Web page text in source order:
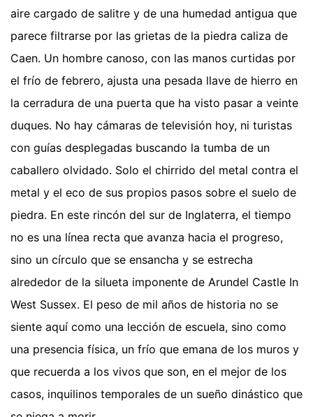
aire cargado de salitre y de una humedad antigua que
parece filtrarse por las grietas de la piedra caliza de
Caen. Un hombre canoso, con las manos curtidas por
el frío de febrero, ajusta una pesada llave de hierro en
la cerradura de una puerta que ha visto pasar a veinte
duques. No hay cámaras de televisión hoy, ni turistas
con guías desplegadas buscando la tumba de un
caballero olvidado. Solo el chirrido del metal contra el
metal y el eco de sus propios pasos sobre el suelo de
piedra. En este rincón del sur de Inglaterra, el tiempo
no es una línea recta que avanza hacia el progreso,
sino un círculo que se ensancha y se estrecha
alrededor de la silueta imponente de Arundel Castle In
West Sussex. El peso de mil años de historia no se
siente aquí como una lección de escuela, sino como
una presencia física, un frío que emana de los muros y
que recuerda a los vivos que son, en el mejor de los
casos, inquilinos temporales de un sueño dinástico que